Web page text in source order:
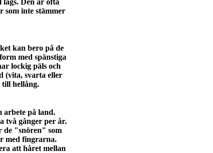
som inte stämmer
kan bero på de
med spänstiga
lockig päls och
(vita, svarta eller
hellång.
arbete på land.
två gånger per år.
de "snören" som
med fingrarna.
att håret mellan